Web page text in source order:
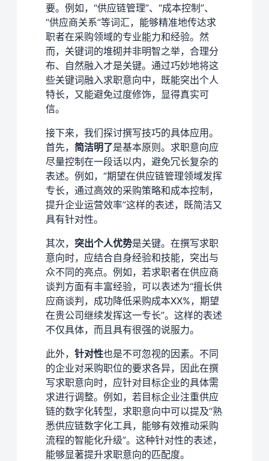
要。例如，“供应链管理”、“成本控制”、
“供应商关系”等词汇，能够精准地传达求
职者在采购领域的专业能力和经验。然
而，关键词的堆砌并非明智之举，合理分
布、自然融入才是关键。通过巧妙地将这
些关键词融入求职意向中，既能突出个人
特长，又能避免过度修饰，显得真实可
信。
接下来，我们探讨撰写技巧的具体应用。
首先， 简洁明了是基本原则。求职意向应
尽量控制在一段话以内，避免冗长复杂的
表述。例如，“期望在供应链管理领域发挥
专长，通过高效的采购策略和成本控制，
提升企业运营效率”这样的表述，既简洁又
具有针对性。
其次， 突出个人优势是关键。在撰写求职
意向时，应结合自身经验和技能，突出与
众不同的亮点。例如，若求职者在供应商
谈判方面有丰富经验，可以表述为“擅长供
应商谈判，成功降低采购成本XX%，期望
在贵公司继续发挥这一专长”。这样的表述
不仅具体，而且具有很强的说服力。
此外， 针对性也是不可忽视的因素。不同
的企业对采购职位的要求各异，因此在撰
写求职意向时，应针对目标企业的具体需
求进行调整。例如，若目标企业注重供应
链的数字化转型，求职意向中可以提及“熟
悉供应链数字化工具，能够有效推动采购
流程的智能化升级”。这种针对性的表述，
能够显著提升求职意向的匹配度。